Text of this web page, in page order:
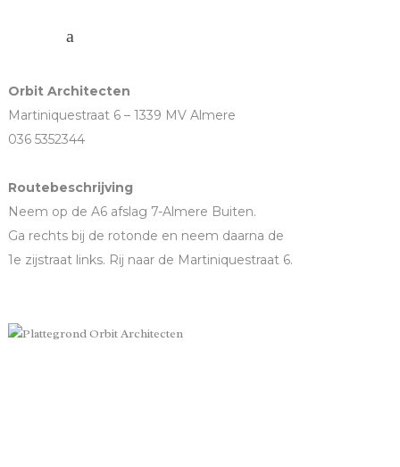
Orbit Architecten
Martiniquestraat 6 – 1339 MV Almere
036 5352344
Routebeschrijving
Neem op de A6 afslag 7-Almere Buiten.
Ga rechts bij de rotonde en neem daarna de
1e zijstraat links. Rij naar de Martiniquestraat 6.